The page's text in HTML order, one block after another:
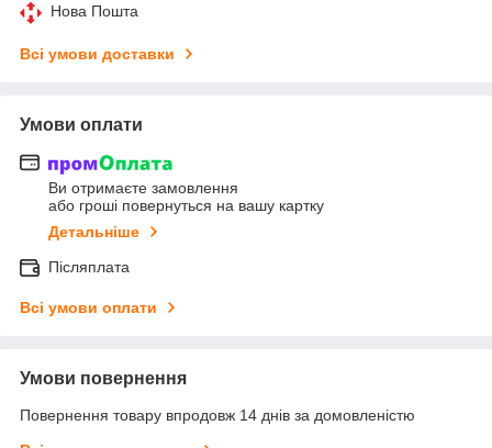
Нова Пошта
Всі умови доставки
Умови оплати
Ви отримаєте замовлення
або гроші повернуться на вашу картку
Детальніше
Післяплата
Всі умови оплати
Умови повернення
Повернення товару впродовж 14 днів за домовленістю